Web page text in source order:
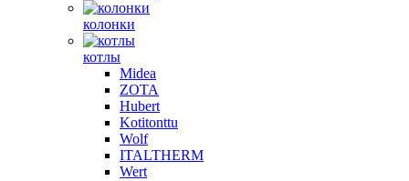
колонки
котлы
Midea
ZOTA
Hubert
Kotitonttu
Wolf
ITALTHERM
Wert